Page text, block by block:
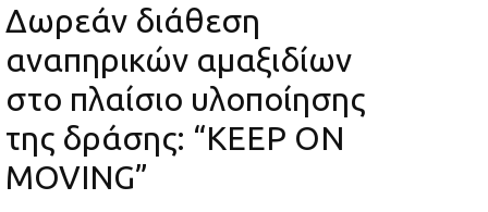
Δωρεάν διάθεση
αναπηρικών αμαξιδίων
στο πλαίσιο υλοποίησης
της δράσης: “KEEP ON
MOVING”